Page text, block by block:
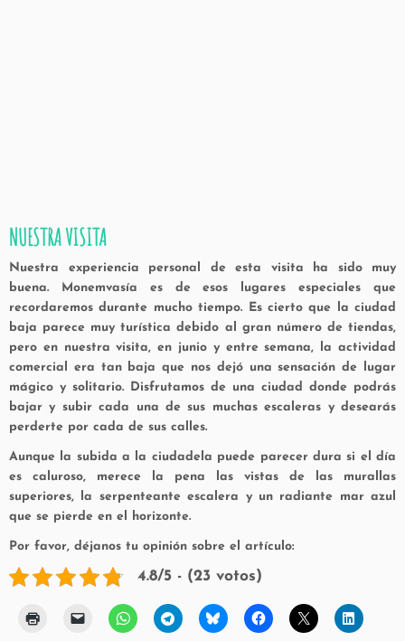
NUESTRA VISITA
Nuestra experiencia personal de esta visita ha sido muy
buena. Monemvasía es de esos lugares especiales que
recordaremos durante mucho tiempo. Es cierto que la ciudad
baja parece muy turística debido al gran número de tiendas,
pero en nuestra visita, en junio y entre semana, la actividad
comercial era tan baja que nos dejó una sensación de lugar
mágico y solitario. Disfrutamos de una ciudad donde podrás
bajar y subir cada una de sus muchas escaleras y desearás
perderte por cada de sus calles.
Aunque la subida a la ciudadela puede parecer dura si el día
es caluroso, merece la pena las vistas de las murallas
superiores, la serpenteante escalera y un radiante mar azul
que se pierde en el horizonte.
Por favor, déjanos tu opinión sobre el artículo:
4.8/5 - (23 votos)